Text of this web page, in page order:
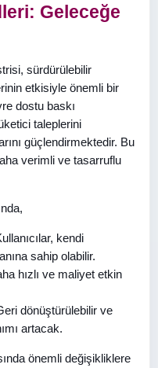
Geleceğe
sürdürülebilir
etkisiyle önemli bir
dostu baskı
taleplerini
güçlendirmektedir. Bu
verimli ve tasarruflu
kendi
sahip olabilir.
hızlı ve maliyet etkin
dönüştürülebilir ve
artacak.
önemli değişikliklere